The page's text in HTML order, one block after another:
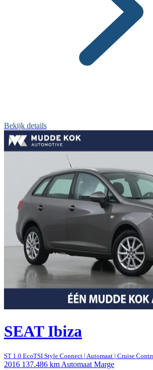
Bekijk details
SEAT Ibiza
ST 1.0 EcoTSI Style Connect | Automaat | Cruise
2016 137.486 km Automaat Marge